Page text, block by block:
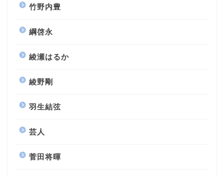
竹野内豊
綱啓永
綾瀬はるか
綾野剛
羽生結弦
芸人
菅田将暉